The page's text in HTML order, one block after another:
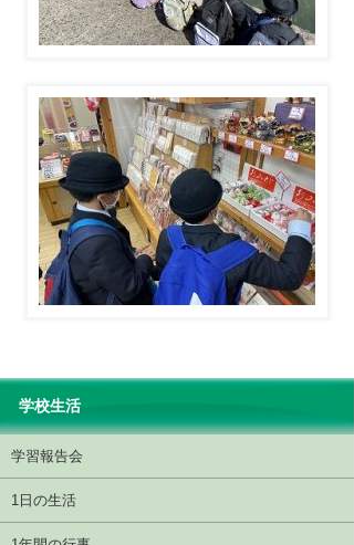
学校生活
学習報告会
1日の生活